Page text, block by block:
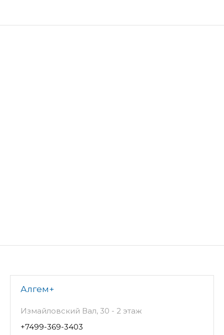
Алгем+
Измайловский Вал, 30 - 2 этаж
+7499-369-3403